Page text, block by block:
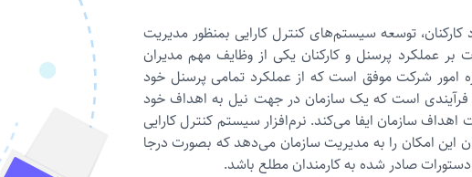
توسعه سیستم‌های کنترل کارایی بمنظور مدیریت
بر عملکرد پرسنل و کارکنان یکی از وظایف مهم مدیران
امور شرکت موفق است که از عملکرد تمامی پرسنل خود
فرآیندی است که یک سازمان در جهت نیل به اهداف خود
سازمان ایفا می‌کند. نرم‌افزار سیستم کنترل کارایی
این امکان را به مدیریت سازمان می‌دهد که بصورت درجا
دستورات صادر شده به کارمندان مطلع باشد.